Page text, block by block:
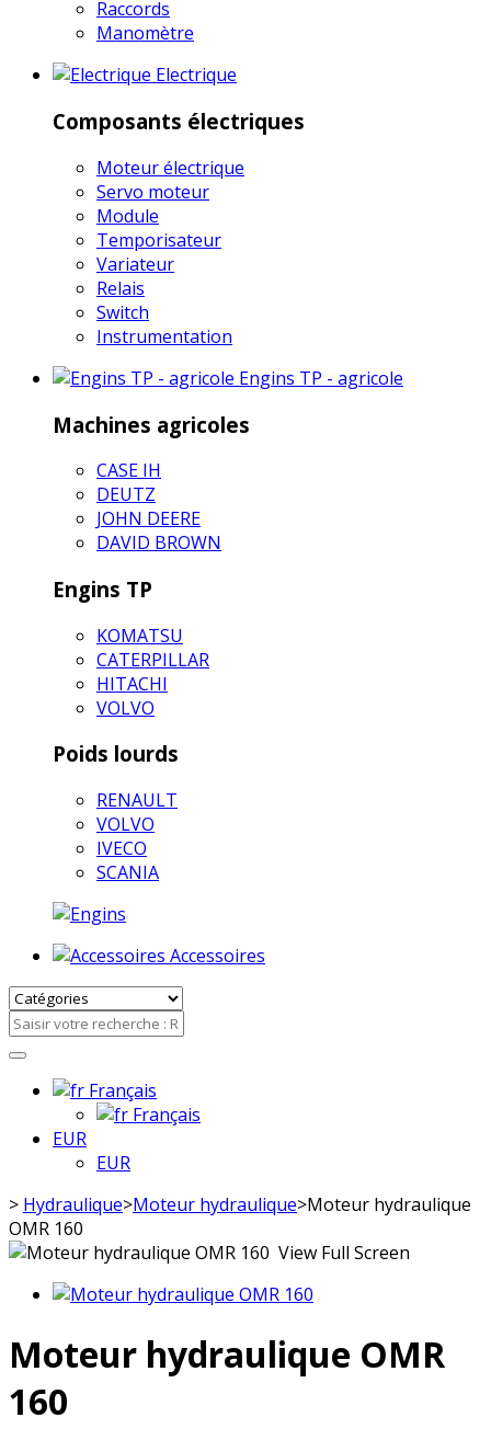
Raccords
Manomètre
Electrique
Composants électriques
Moteur électrique
Servo moteur
Module
Temporisateur
Variateur
Relais
Switch
Instrumentation
Engins TP - agricole
Machines agricoles
CASE IH
DEUTZ
JOHN DEERE
DAVID BROWN
Engins TP
KOMATSU
CATERPILLAR
HITACHI
VOLVO
Poids lourds
RENAULT
VOLVO
IVECO
SCANIA
Accessoires
Français
Français
EUR
EUR
> Hydraulique>Moteur hydraulique>Moteur hydraulique
OMR 160
View Full Screen
Moteur hydraulique OMR
160